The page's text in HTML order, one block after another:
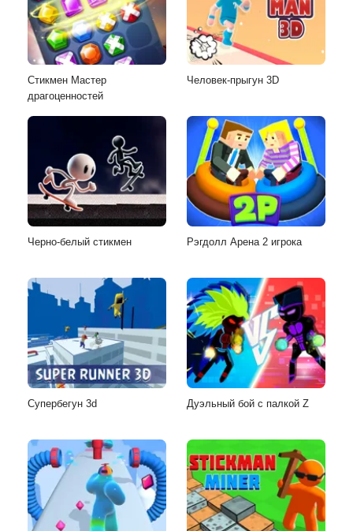
Стикмен Мастер
драгоценностей
Человек-прыгун 3D
Черно-белый стикмен Рэгдолл Арена 2 игрока
Супербегун 3d Дуэльный бой с палкой Z